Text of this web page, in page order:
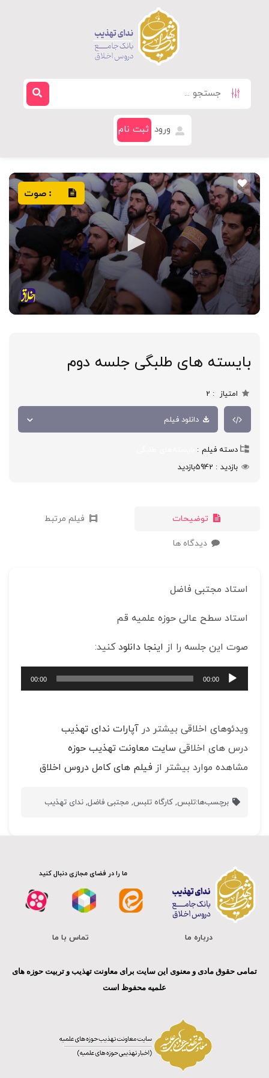
ورود ثبت نام
: صوت
بایسته های طلبگی جلسه دوم
امتیاز 2
دانلود فیلم
دسته فیلم
بازدید
5942بازدید
توضیحات فیلم مرتبط
دیدگاه ها
استاد مجتبی فاضل
استاد سطح عالی حوزه علمیه قم
صوت این جلسه را از اینجا دانلودکنید:
پخش‌کننده
صوت
00:00
00:00
ویدئوهای اخلاقی بیشتر در آپارات ندای تهذیب
درس های اخلاقی سایت معاونت تهذیب حوزه
مشاهده موارد بیشتر از فیلم های کامل دروس اخلاق
برچسب‌ها:تلبس,کارگاه تلبس, مجتبی فاضل,ندای تهذیب
ما را در فضای مجازی دنبال کنید
درباره ما تماس با ما
تمامی حقوق مادی و معنوی این سایت برای معاونت تهذیب و تربیت حوزه های
علمیه محفوظ است